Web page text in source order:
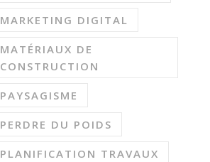
MARKETING DIGITAL
MATÉRIAUX DE
CONSTRUCTION
PAYSAGISME
PERDRE DU POIDS
PLANIFICATION TRAVAUX